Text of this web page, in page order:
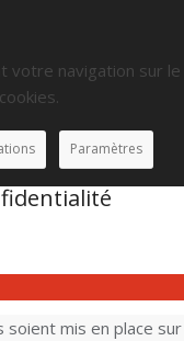
votre navigation sur le
Paramètres
soient mis en place sur